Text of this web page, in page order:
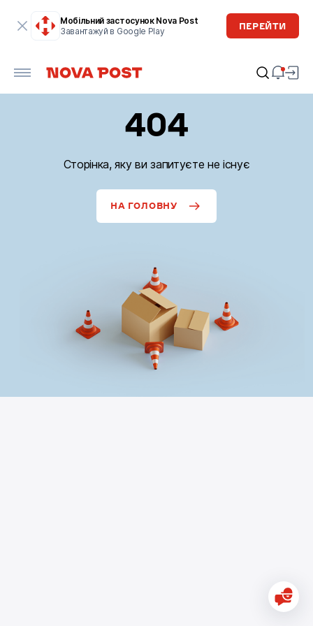
Мобільний застосунок Nova Post
Завантажуй в Google Play
ПЕРЕЙТИ
404
Сторінка, яку ви запитуєте не існує
НА ГОЛОВНУ